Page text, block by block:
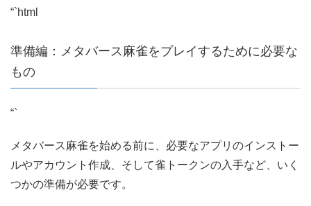
“`html
準備編：メタバース麻雀をプレイするために必要な
もの
“`
メタバース麻雀を始める前に、必要なアプリのインストー
ルやアカウント作成、そして雀トークンの入手など、いく
つかの準備が必要です。